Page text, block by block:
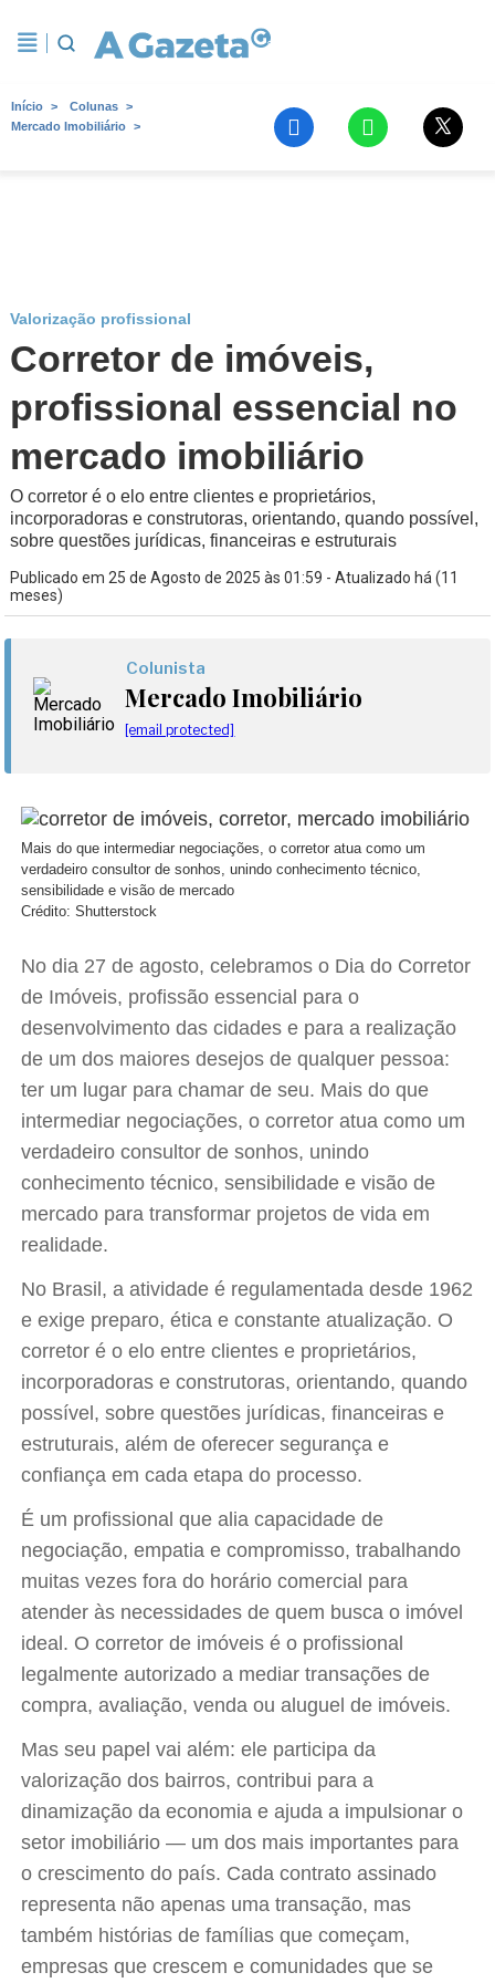
Início
Colunas
Mercado Imobiliário
Valorização profissional
Corretor de imóveis,
profissional essencial no
mercado imobiliário
O corretor é o elo entre clientes e proprietários,
incorporadoras e construtoras, orientando, quando possível,
sobre questões jurídicas, financeiras e estruturais
Publicado em 25 de Agosto de 2025 às 01:59 - Atualizado há (11
meses)
Colunista
Mercado Imobiliário
[email protected]
Mais do que intermediar negociações, o corretor atua como um
verdadeiro consultor de sonhos, unindo conhecimento técnico,
sensibilidade e visão de mercado
Crédito: Shutterstock
No dia 27 de agosto, celebramos o Dia do Corretor
de Imóveis, profissão essencial para o
desenvolvimento das cidades e para a realização
de um dos maiores desejos de qualquer pessoa:
ter um lugar para chamar de seu. Mais do que
intermediar negociações, o corretor atua como um
verdadeiro consultor de sonhos, unindo
conhecimento técnico, sensibilidade e visão de
mercado para transformar projetos de vida em
realidade.
No Brasil, a atividade é regulamentada desde 1962
e exige preparo, ética e constante atualização. O
corretor é o elo entre clientes e proprietários,
incorporadoras e construtoras, orientando, quando
possível, sobre questões jurídicas, financeiras e
estruturais, além de oferecer segurança e
confiança em cada etapa do processo.
É um profissional que alia capacidade de
negociação, empatia e compromisso, trabalhando
muitas vezes fora do horário comercial para
atender às necessidades de quem busca o imóvel
ideal. O corretor de imóveis é o profissional
legalmente autorizado a mediar transações de
compra, avaliação, venda ou aluguel de imóveis.
Mas seu papel vai além: ele participa da
valorização dos bairros, contribui para a
dinamização da economia e ajuda a impulsionar o
setor imobiliário — um dos mais importantes para
o crescimento do país. Cada contrato assinado
representa não apenas uma transação, mas
também histórias de famílias que começam,
empresas que crescem e comunidades que se